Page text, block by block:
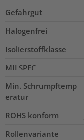
Gefahrgut
Halogenfrei
Isolierstoffklasse
MILSPEC
Min. Schrumpftemp
eratur
ROHS konform
Rollenvariante